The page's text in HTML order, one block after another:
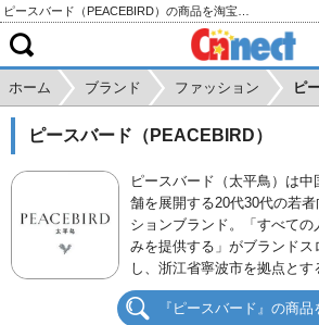
ホーム ブランド ファッション ピ
ピースバード（PEACEBIRD）
ピースバード（太平鳥）は
舗を展開する20代30代の若
ションブランド。「すべての
みを提供する」がブランド
し、浙江省寧波市を拠点とす
『ピースバード』の商品